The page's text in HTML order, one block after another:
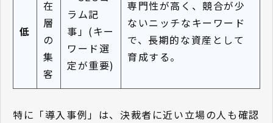
低
在
層
の
集
客
ラム記
事」(キー
ワード選
定が重要)
専門性が高く、競合が少
ないニッチなキーワード
で、長期的な資産として
育成する。
特に「導入事例」は、決裁者に近い立場の人も確認